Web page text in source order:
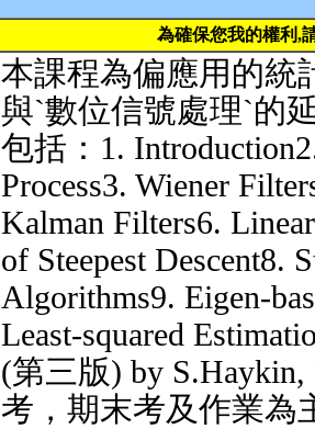
為確保您我的權利,
本課程為偏應用的統
與`數位信號處理`的
包括：1.
Process3. Wiener
Kalman Filters6.
of Steepest Descent8.
Algorithms9. Eigen-
Least-squared
(第三版) by
考，期末考及作業為